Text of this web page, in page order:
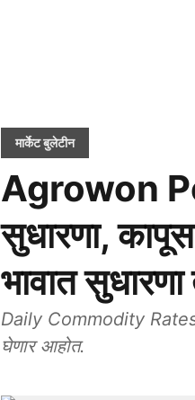
मार्केट बुलेटीन
Agrowon
सुधारणा, कापूस
भावात
Daily Commodity Rates:
घेणार आहोत.